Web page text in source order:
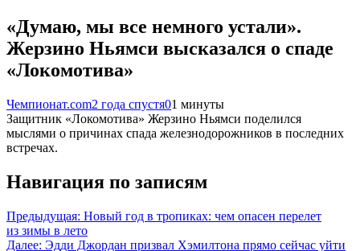
«Думаю, мы все немного устали».
Жерзино Ньямси высказался о спаде
«Локомотива»
Чемпионат.com2 года спустя01 минуты
Защитник «Локомотива» Жерзино Ньямси поделился
мыслями о причинах спада железнодорожников в последних
встречах.
Навигация по записям
Предыдущая: Новый год в тропиках: чем опасен перелет
из зимы в лето
Далее: Эдди Джордан призвал Хэмилтона прямо сейчас уйти